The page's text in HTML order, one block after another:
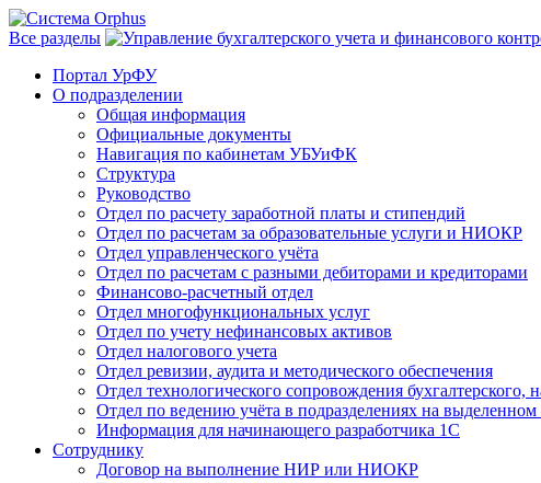
Все разделы
Портал УрФУ
О подразделении
Общая информация
Официальные документы
Навигация по кабинетам УБУиФК
Структура
Руководство
Отдел по расчету заработной платы и стипендий
Отдел по расчетам за образовательные услуги и НИОКР
Отдел управленческого учёта
Отдел по расчетам с разными дебиторами и кредиторами
Финансово-расчетный отдел
Отдел многофункциональных услуг
Отдел по учету нефинансовых активов
Отдел налогового учета
Отдел ревизии, аудита и методического обеспечения
Отдел технологического сопровождения бухгалтерского,
Отдел по ведению учёта в подразделениях на выделенном
Информация для начинающего разработчика 1С
Сотруднику
Договор на выполнение НИР или НИОКР